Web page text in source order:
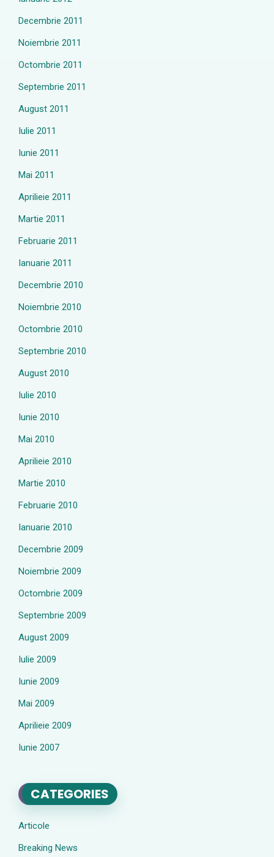
Decembrie 2011
Noiembrie 2011
Octombrie 2011
Septembrie 2011
August 2011
Iulie 2011
Iunie 2011
Mai 2011
Aprilieie 2011
Martie 2011
Februarie 2011
Ianuarie 2011
Decembrie 2010
Noiembrie 2010
Octombrie 2010
Septembrie 2010
August 2010
Iulie 2010
Iunie 2010
Mai 2010
Aprilieie 2010
Martie 2010
Februarie 2010
Ianuarie 2010
Decembrie 2009
Noiembrie 2009
Octombrie 2009
Septembrie 2009
August 2009
Iulie 2009
Iunie 2009
Mai 2009
Aprilieie 2009
Iunie 2007
CATEGORIES
Articole
Breaking News